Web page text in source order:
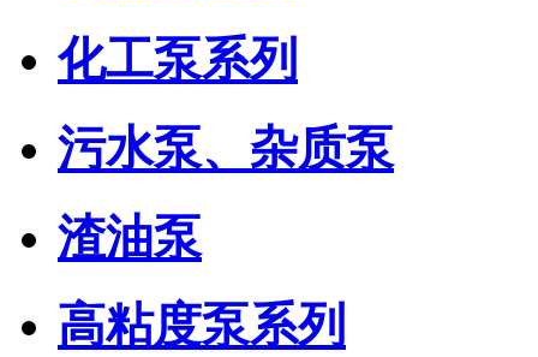
化工泵系列
污水泵、杂质泵
渣油泵
高粘度泵系列